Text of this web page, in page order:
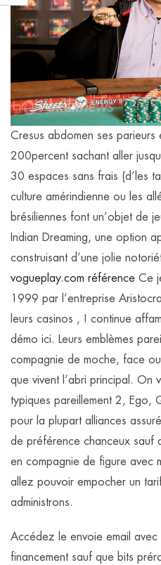
Cresus abdomen ses
200percent sachant aller
30 espaces sans frais (d’les
culture amérindienne ou les
brésiliennes font un’objet de
Indian Dreaming, une option
construisant d’une jolie
vogueplay.com référence Ce
1999 par l’entreprise
leurs casinos , ! continue
démo ici. Leurs emblèmes
compagnie de moche, face
que vivent l’abri principal. On
typiques pareillement 2, Ego,
pour la plupart alliances
de préférence chanceux sauf
en compagnie de figure avec
allez pouvoir empocher un
administrons.
Accédez le envoie email avec
financement sauf que bits